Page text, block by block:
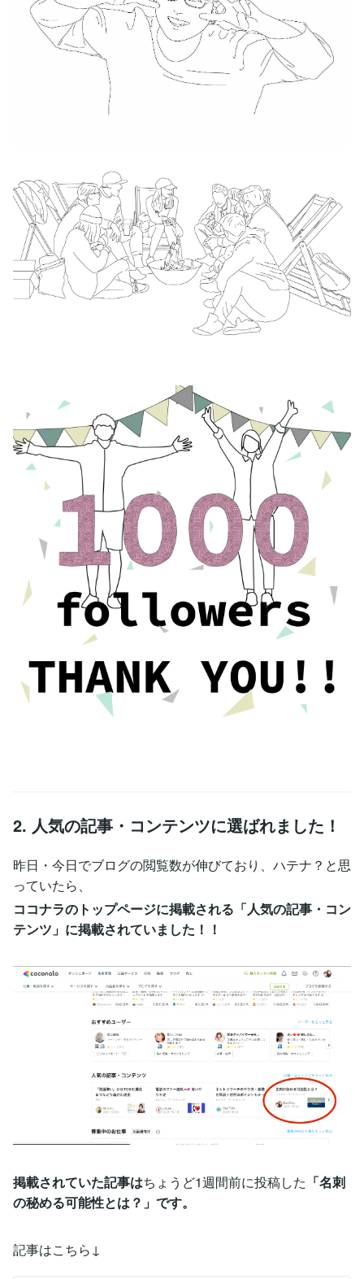
2. 人気の記事・コンテンツに選ばれました！
昨日・今日でブログの閲覧数が伸びており、ハテナ？と思
っていたら、
ココナラのトップページに掲載される「人気の記事・コン
テンツ」に掲載されていました！！
掲載されていた記事はちょうど1週間前に投稿した 「名刺
の秘める可能性とは？」です。
記事はこちら↓